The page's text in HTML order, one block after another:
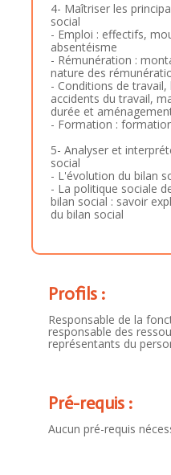
4- Maîtriser les
social
- Emploi : effectifs,
absentéisme
- Rémunération :
nature des
- Conditions de
accidents du travail,
durée et
- Formation :
5- Analyser et
social
- L'évolution du bilan
- La politique sociale
bilan social : savoir
du bilan social
Profils :
Responsable de la
responsable des
représentants du
Pré-requis :
Aucun pré-requis